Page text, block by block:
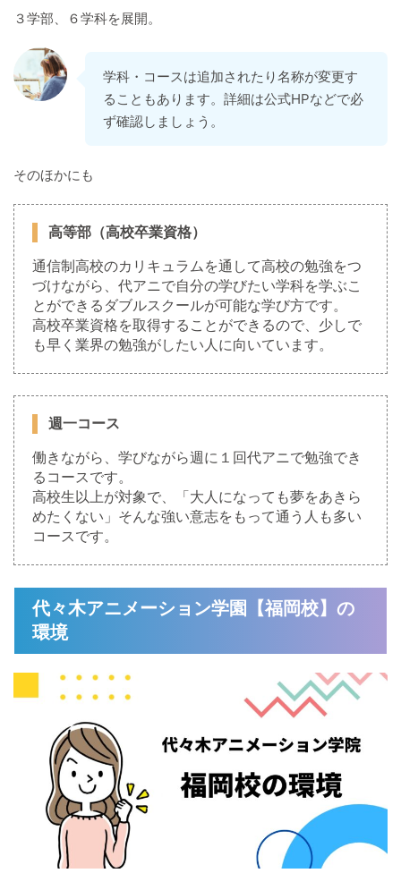
３学部、６学科を展開。
学科・コースは追加されたり名称が変更す
ることもあります。詳細は公式HPなどで必
ず確認しましょう。
そのほかにも
高等部（高校卒業資格）
通信制高校のカリキュラムを通して高校の勉強をつ
づけながら、代アニで自分の学びたい学科を学ぶこ
とができるダブルスクールが可能な学び方です。
高校卒業資格を取得することができるので、少しで
も早く業界の勉強がしたい人に向いています。
週一コース
働きながら、学びながら週に１回代アニで勉強でき
るコースです。
高校生以上が対象で、「大人になっても夢をあきら
めたくない」そんな強い意志をもって通う人も多い
コースです。
代々木アニメーション学園【福岡校】の
環境